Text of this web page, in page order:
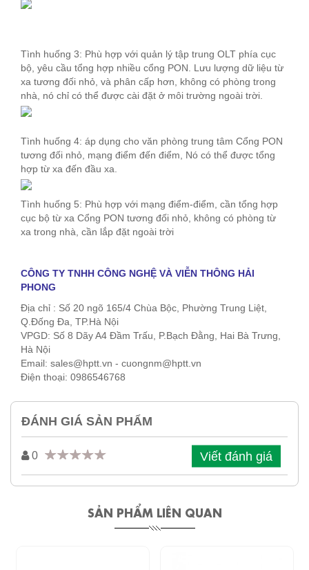
Tình huống 3: Phù hợp với quản lý tập trung OLT phía cục
bộ, yêu cầu tổng hợp nhiều cổng PON. Lưu lượng dữ liệu từ
xa tương đối nhỏ, và phân cấp hơn, không có phòng trong
nhà, nó chỉ có thể được cài đặt ở môi trường ngoài trời.
Tình huống 4: áp dụng cho văn phòng trung tâm Cổng PON
tương đối nhỏ, mạng điểm đến điểm, Nó có thể được tổng
hợp từ xa đến đầu xa.
Tình huống 5: Phù hợp với mạng điểm-điểm, cần tổng hợp
cục bộ từ xa Cổng PON tương đối nhỏ, không có phòng từ
xa trong nhà, cần lắp đặt ngoài trời
CÔNG TY TNHH CÔNG NGHỆ VÀ VIỄN THÔNG HẢI
PHONG
Địa chỉ : Số 20 ngõ 165/4 Chùa Bộc, Phường Trung Liệt,
Q.Đống Đa, TP.Hà Nội
VPGD: Số 8 Dãy A4 Đầm Trấu, P.Bạch Đằng, Hai Bà Trưng,
Hà Nội
Email: sales@hptt.vn - cuongnm@hptt.vn
Điện thoại: 0986546768
ĐÁNH GIÁ SẢN PHẨM
0 Viết đánh giá
SẢN PHẨM LIÊN QUAN